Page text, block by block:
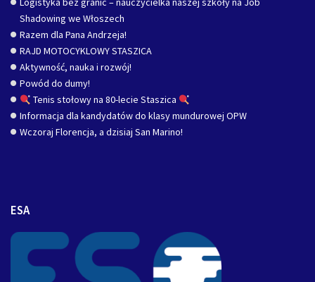
Shadowing we Włoszech
Razem dla Pana Andrzeja!
RAJD MOTOCYKLOWY STASZICA
Aktywność, nauka i rozwój!
Powód do dumy!
Tenis stołowy na 80-lecie Staszica
Informacja dla kandydatów do klasy mundurowej OPW
Wczoraj Florencja, a dzisiaj San Marino!
ESA